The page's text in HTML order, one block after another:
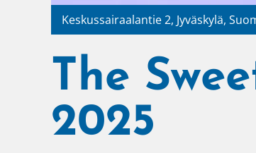
Keskussairaalantie 2, Jyväskylä,
The
2025